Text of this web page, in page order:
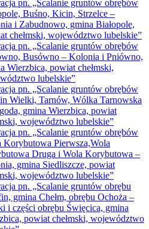
pn. „Scalanie gruntów obrębów
Buśno, Kicin, Strzelce –
i Zabudnowo, gmina Białopole,
chełmski, województwo lubelskie”
pn. „Scalanie gruntów obrębów
Busówno – Kolonia i Pniówno,
Wierzbica, powiat chełmski,
lubelskie”
pn. „Scalanie gruntów obrębów
Wielki, Tarnów, Wólka Tarnowska
gmina Wierzbica, powiat
województwo lubelskie”
pn. „Scalanie gruntów obrębów
Korybutowa Pierwsza,Wola
Druga i Wola Korybutowa –
gmina Siedliszcze, powiat
województwo lubelskie”
pn. „Scalanie gruntów obrębu
gmina Chełm, obrębu Ochoża –
i części obrębu Święcica, gmina
powiat chełmski, województwo